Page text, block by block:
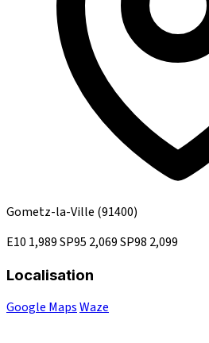
Gometz-la-Ville (91400)
E10 1,989SP95 2,069SP98 2,099
Localisation
Google MapsWaze